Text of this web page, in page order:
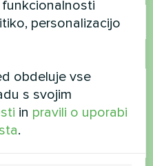
personalizacijo
obdeluje vse
s svojim
in pravili o uporabi
.